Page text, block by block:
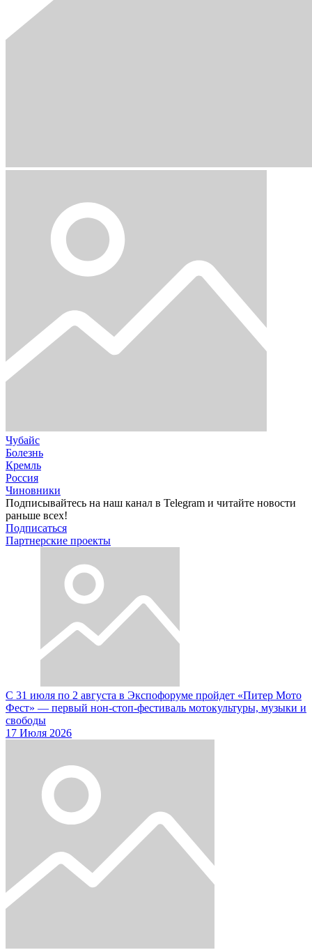
Чубайс
Болезнь
Кремль
Россия
Чиновники
Подписывайтесь на наш канал в Telegram и читайте новости
раньше всех!
Подписаться
Партнерские проекты
С 31 июля по 2 августа в Экспофоруме пройдет «Питер Мото
Фест» — первый нон-стоп-фестиваль мотокультуры, музыки и
свободы
17 Июля 2026